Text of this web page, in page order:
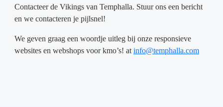
Contacteer de Vikings van Temphalla. Stuur ons een bericht
en we contacteren je pijlsnel!
We geven graag een woordje uitleg bij onze responsieve
websites en webshops voor kmo’s! at info@temphalla.com